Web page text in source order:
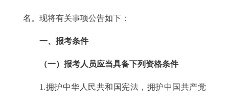
名。现将有关事项公告如下：
一、报考条件
（一）报考人员应当具备下列资格条件
1.拥护中华人民共和国宪法，拥护中国共产党